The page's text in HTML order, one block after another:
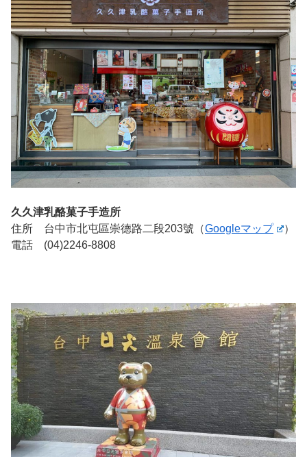
久久津乳酪菓子手造所
住所 台中市北屯區崇德路二段203號（Googleマップ
）
電話 (04)2246-8808